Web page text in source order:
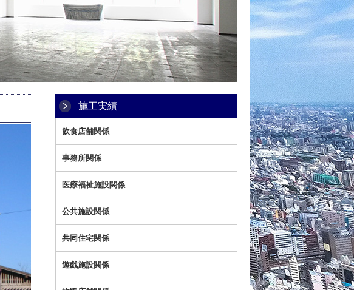
施工実績
飲食店舗関係
事務所関係
医療福祉施設関係
公共施設関係
共同住宅関係
遊戯施設関係